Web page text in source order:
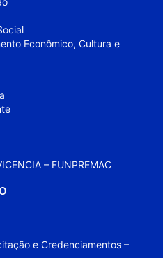
Econômico, Cultura e
– FUNPREMAC
e Credenciamentos –